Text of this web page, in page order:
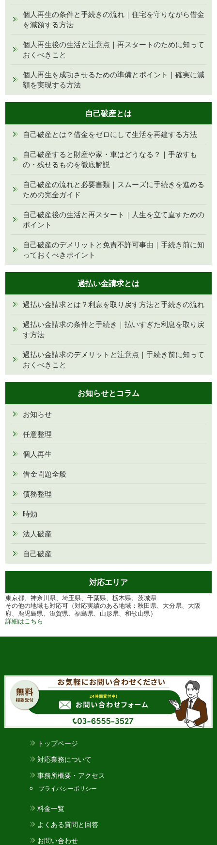
個人再生の条件と手続きの流れ｜住宅を守りながら借金
を減額する方法
個人再生後の生活と注意点｜再スタートのために知って
おくべきこと
個人再生を成功させるための準備とポイント｜確実に減
額を実現する方法
自己破産とは
自己破産とは？借金をゼロにして生活を再建する方法
自己破産すると財産や家・車はどうなる？｜手放すも
の・残せるものを徹底解説
自己破産の流れと必要書類｜スムーズに手続きを進める
ための完全ガイド
自己破産後の生活と再スタート｜人生を立て直すための
ポイント
自己破産のデメリットと免責不許可事由｜手続き前に知
っておくべきポイント
過払い金請求とは
過払い金請求とは？利息を取り戻す方法と手続きの流れ
過払い金請求の条件と手続き｜払いすぎた利息を取り戻
す方法
過払い金請求のデメリットと注意点｜手続き前に知って
おくべきこと
お知らせとコラム
お知らせ
任意整理
個人再生
借金問題全般
債務整理
時効
法人破産
自己破産
対応エリア
東京都、神奈川県、埼玉県、千葉県、栃木県、茨城県
その他の地域も対応可（対応実績のある地域：秋田県、大分県、大阪
府、鹿児島県、滋賀県、福島県、山形県、和歌山県）
詳細はこちら
トップページ
対応業務について
事務所概要・アクセス
プライバシーポリシー
料金一覧
よくある質問と回答
お問い合わせ